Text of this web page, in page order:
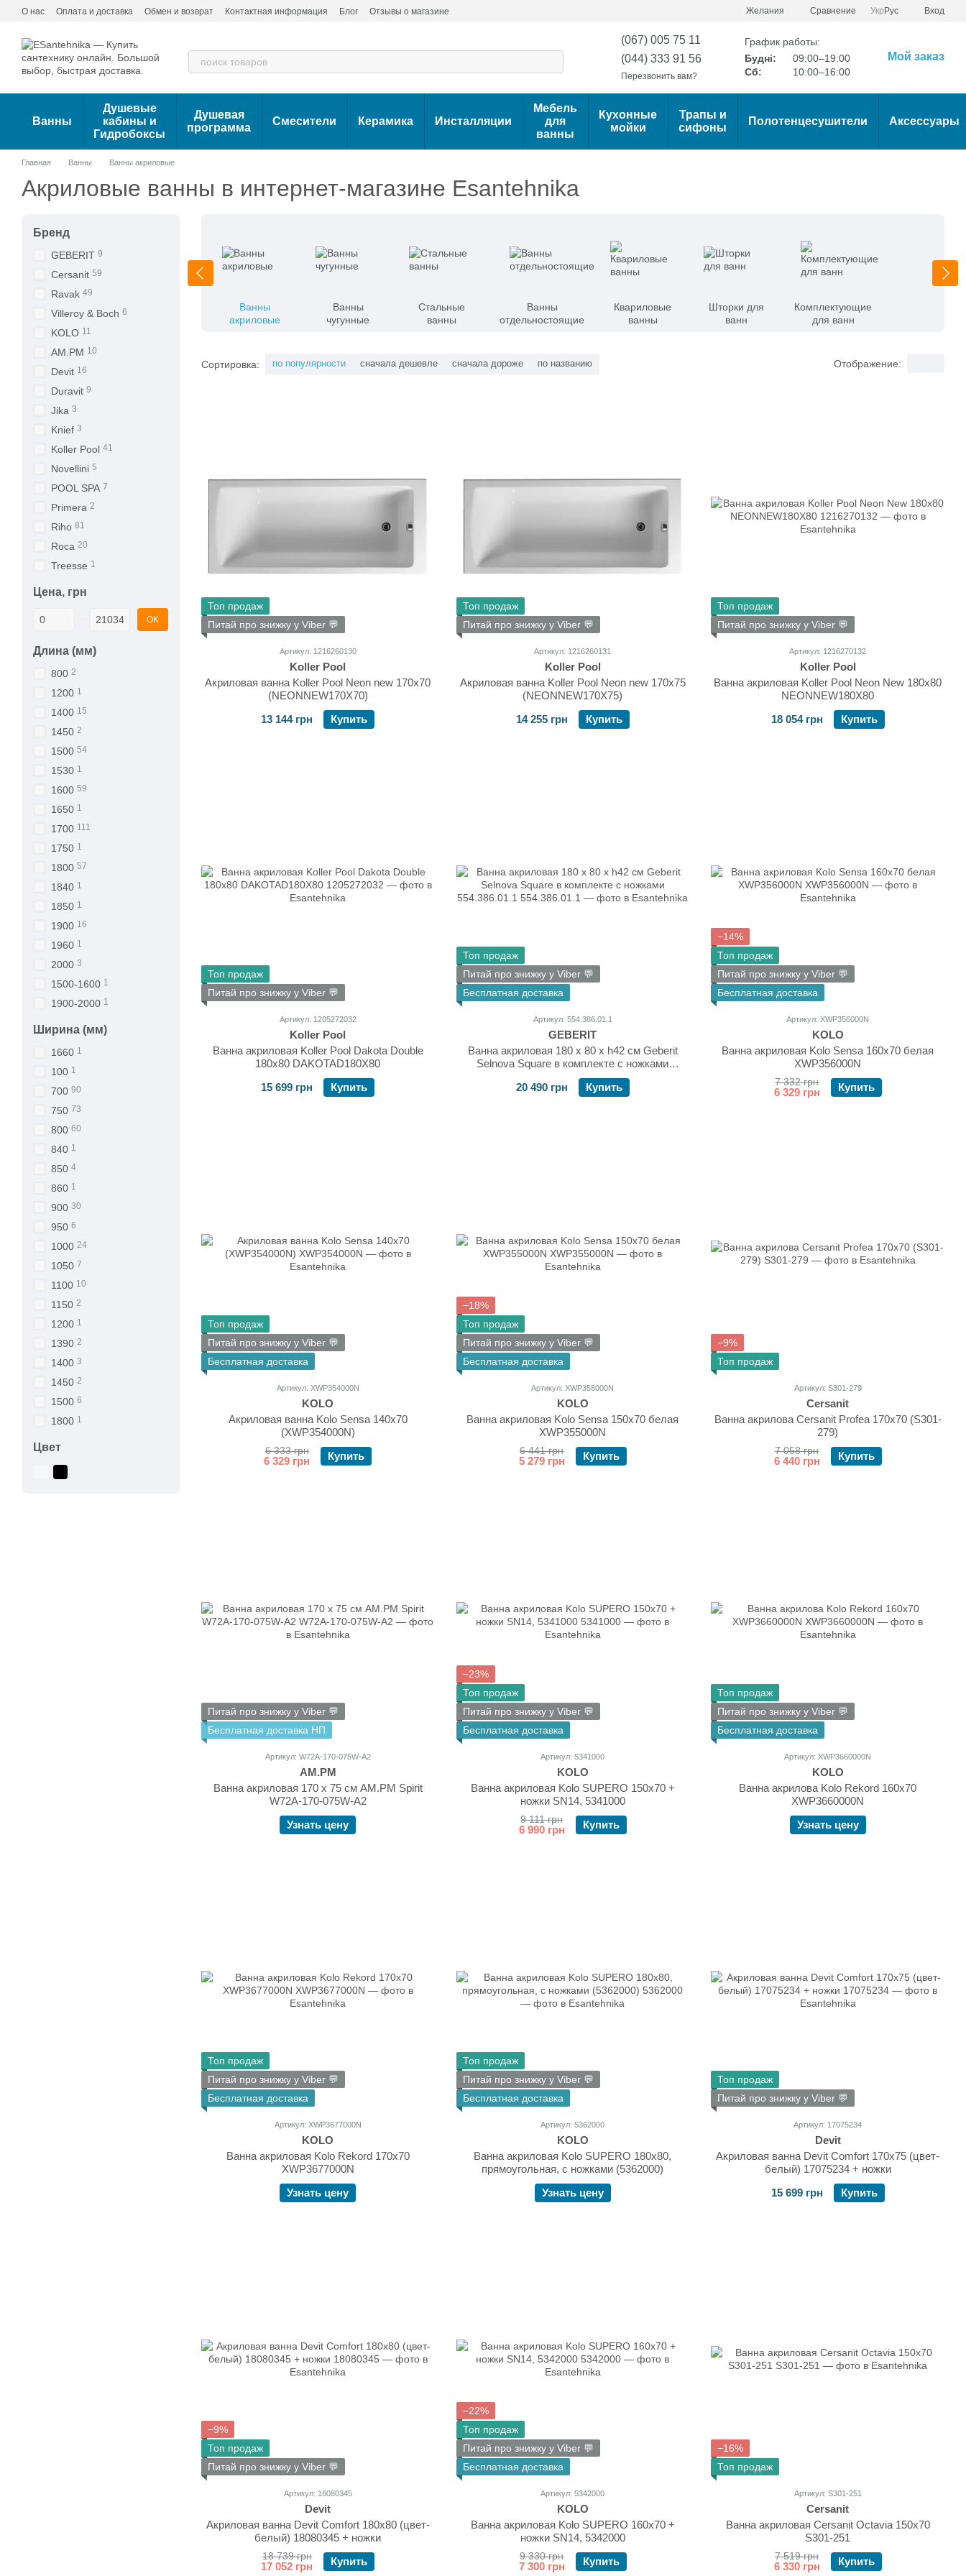
Перейти к основному контенту
О нас Оплата и доставка Обмен и возврат Контактная информация Блог Отзывы о магазине Желания Сравнение Укр Рус Вход
(067) 005 75 11
(044) 333 91 56
Перезвонить вам?
График работы:
Будні:
09:00–19:00
Сб:
10:00–16:00
Мой заказ
Ванны
Душевые
кабины и
Гидробоксы
Душевая
программа
Смесители Керамика Инсталляции
Мебель
для
ванны
Кухонные
мойки
Трапы и
сифоны
Полотенцесушители Аксессуары
Главная Ванны Ванны акриловые
Акриловые ванны в интернет-магазине Esantehnika
Ванны
акриловые
Ванны
чугунные
Стальные
ванны
Ванны
отдельностоящие
Квариловые
ванны
Шторки для
ванн
Комплектующие
для ванн
Сортировка: по популярности сначала дешевле сначала дороже по названию Отображение:
Топ продаж
Питай про знижку у Viber 💬
Артикул: 1216260130
Koller Pool
Акриловая ванна Koller Pool Neon new 170х70
(NEONNEW170X70)
13 144 грн
Купить
Топ продаж
Питай про знижку у Viber 💬
Артикул: 1216260131
Koller Pool
Акриловая ванна Koller Pool Neon new 170х75
(NEONNEW170X75)
14 255 грн
Купить
Топ продаж
Питай про знижку у Viber 💬
Артикул: 1216270132
Koller Pool
Ванна акриловая Koller Pool Neon New 180х80
NEONNEW180X80
18 054 грн
Купить
Топ продаж
Питай про знижку у Viber 💬
Артикул: 1205272032
Koller Pool
Ванна акриловая Koller Pool Dakota Double
180x80 DAKOTAD180X80
15 699 грн
Купить
Топ продаж
Питай про знижку у Viber 💬
Бесплатная доставка
Артикул: 554.386.01.1
GEBERIT
Ванна акриловая 180 х 80 х h42 см Geberit
Selnova Square в комплекте с ножками
554.386.01.1
20 490 грн
Купить
−14%
Топ продаж
Питай про знижку у Viber 💬
Бесплатная доставка
Артикул: XWP356000N
KOLO
Ванна акриловая Kolo Sensa 160х70 белая
XWP356000N
7 332 грн
6 329 грн Купить
Топ продаж
Питай про знижку у Viber 💬
Бесплатная доставка
Артикул: XWP354000N
KOLO
Акриловая ванна Kolo Sensa 140x70
(XWP354000N)
6 333 грн
6 329 грн Купить
−18%
Топ продаж
Питай про знижку у Viber 💬
Бесплатная доставка
Артикул: XWP355000N
KOLO
Ванна акриловая Kolo Sensa 150х70 белая
XWP355000N
6 441 грн
5 279 грн Купить
−9%
Топ продаж
Артикул: S301-279
Cersanit
Ванна акрилова Cersanit Profea 170x70 (S301-
279)
7 058 грн
6 440 грн Купить
Питай про знижку у Viber 💬
Бесплатная доставка НП
Артикул: W72A-170-075W-A2
AM.PM
Ванна акриловая 170 х 75 см AM.PM Spirit
W72A-170-075W-A2
Узнать цену
−23%
Топ продаж
Питай про знижку у Viber 💬
Бесплатная доставка
Артикул: 5341000
KOLO
Ванна акриловая Kolo SUPERO 150х70 +
ножки SN14, 5341000
9 111 грн
6 990 грн Купить
Топ продаж
Питай про знижку у Viber 💬
Бесплатная доставка
Артикул: XWP3660000N
KOLO
Ванна акрилова Kolo Rekord 160х70
XWP3660000N
Узнать цену
Топ продаж
Питай про знижку у Viber 💬
Бесплатная доставка
Артикул: XWP3677000N
KOLO
Ванна акриловая Kolo Rekord 170х70
XWP3677000N
Узнать цену
Топ продаж
Питай про знижку у Viber 💬
Бесплатная доставка
Артикул: 5362000
KOLO
Ванна акриловая Kolo SUPERO 180x80,
прямоугольная, с ножками (5362000)
Узнать цену
Топ продаж
Питай про знижку у Viber 💬
Артикул: 17075234
Devit
Акриловая ванна Devit Comfort 170x75 (цвет-
белый) 17075234 + ножки
15 699 грн
Купить
−9%
Топ продаж
Питай про знижку у Viber 💬
Артикул: 18080345
Devit
Акриловая ванна Devit Comfort 180x80 (цвет-
белый) 18080345 + ножки
18 739 грн
17 052 грн Купить
−22%
Топ продаж
Питай про знижку у Viber 💬
Бесплатная доставка
Артикул: 5342000
KOLO
Ванна акриловая Kolo SUPERO 160х70 +
ножки SN14, 5342000
9 330 грн
7 300 грн Купить
−16%
Топ продаж
Артикул: S301-251
Cersanit
Ванна акриловая Cersanit Octavia 150x70
S301-251
7 519 грн
6 330 грн Купить
Бренд
GEBERIT 9
Cersanit 59
Ravak 49
Villeroy & Boch 6
KOLO 11
AM.PM 10
Devit 16
Duravit 9
Jika 3
Knief 3
Koller Pool 41
Novellini 5
POOL SPA 7
Primera 2
Riho 81
Roca 20
Treesse 1
Цена, грн
От Цена, грн
До Цена, грн OK
Длина (мм)
800 2
1200 1
1400 15
1450 2
1500 54
1530 1
1600 59
1650 1
1700 111
1750 1
1800 57
1840 1
1850 1
1900 16
1960 1
2000 3
1500-1600 1
1900-2000 1
Ширина (мм)
1660 1
100 1
700 90
750 73
800 60
840 1
850 4
860 1
900 30
950 6
1000 24
1050 7
1100 10
1150 2
1200 1
1390 2
1400 3
1450 2
1500 6
1800 1
Цвет